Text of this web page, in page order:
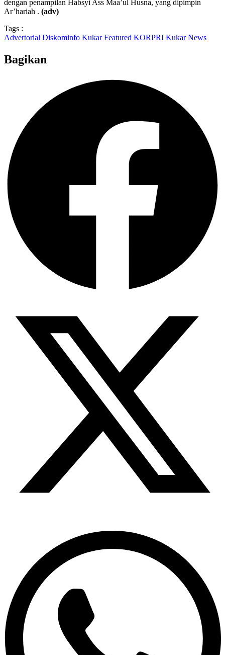
dengan penampilan Habsyi Ass Maa’ul Husna, yang dipimpin
Ar’hariah . (adv)
Tags :
Advertorial Diskominfo KukarFeatured KORPRI KukarNews
Bagikan